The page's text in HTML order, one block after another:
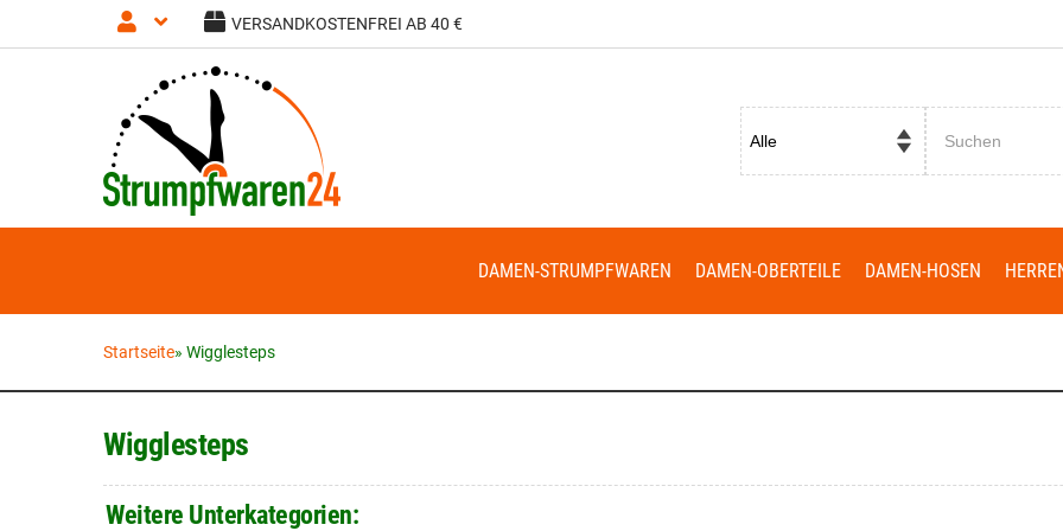
VERSANDKOSTENFREI AB 40 €
Anmelden Registrieren Passwort vergessen?
DAMEN-STRUMPFWAREN DAMEN-OBERTEILE DAMEN-HOSEN
Startseite» Wigglesteps
Wigglesteps
Weitere Unterkategorien: